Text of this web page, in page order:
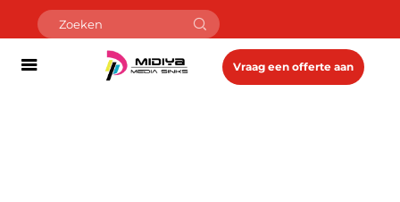
Vraag een offerte aan